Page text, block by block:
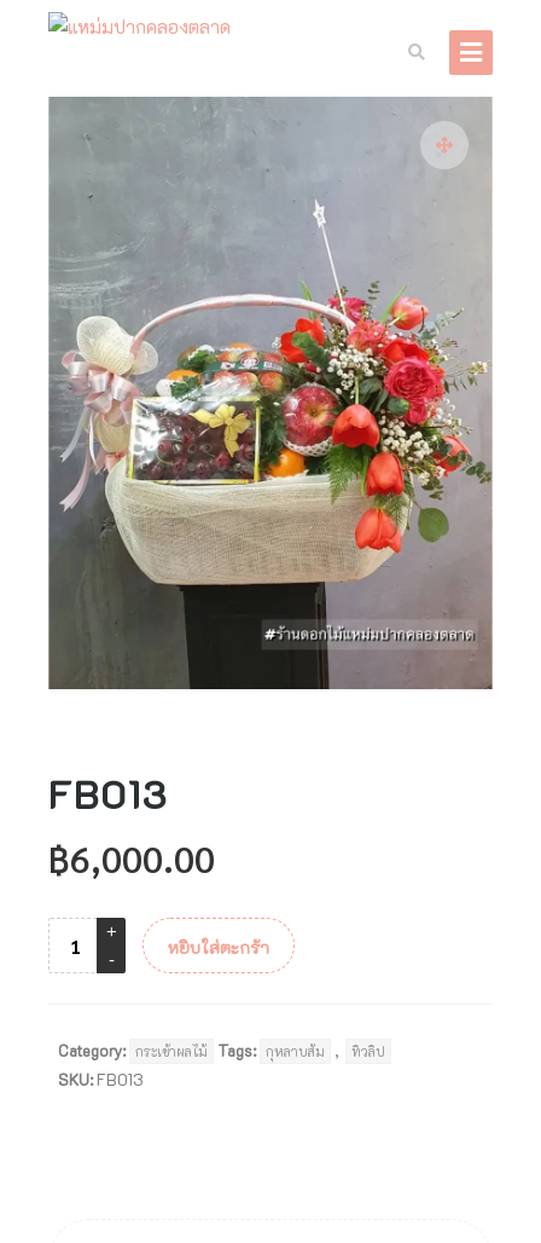
FB013
฿6,000.00
หยิบใส่ตะกร้า
Category: กระเช้าผลไม้ Tags: กุหลาบส้ม , ทิวลิป
SKU:FB013